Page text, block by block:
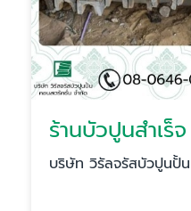
ร้านบัวปูนสำเร็
บริษัท วิรัลจรัสบัวปูนปั้